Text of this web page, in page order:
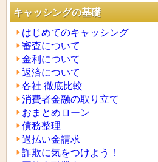
キャッシングの基礎
はじめてのキャッシング
審査について
金利について
返済について
各社 徹底比較
消費者金融の取り立て
おまとめローン
債務整理
過払い金請求
詐欺に気をつけよう！